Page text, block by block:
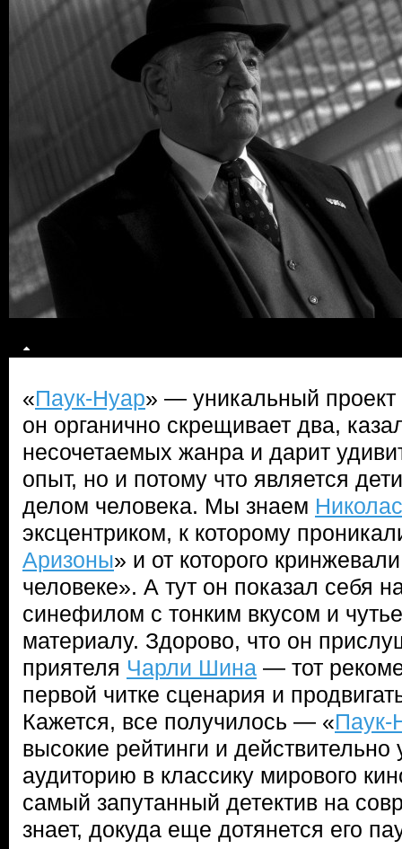
«Паук-Нуар» — уникальный проект
он органично скрещивает два,
несочетаемых жанра и дарит
опыт, но и потому что является
делом человека. Мы знаем
эксцентриком, к которому
Аризоны» и от которого
человеке». А тут он показал себя
синефилом с тонким вкусом и
материалу. Здорово, что он
приятеля Чарли Шина — тот
первой читке сценария и
Кажется, все получилось — «Паук-
высокие рейтинги и действительно
аудиторию в классику мирового
самый запутанный детектив на
знает, докуда еще дотянется его